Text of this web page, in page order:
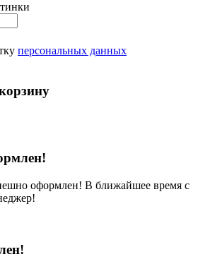
персональных данных
оформлен! В ближайшее время с